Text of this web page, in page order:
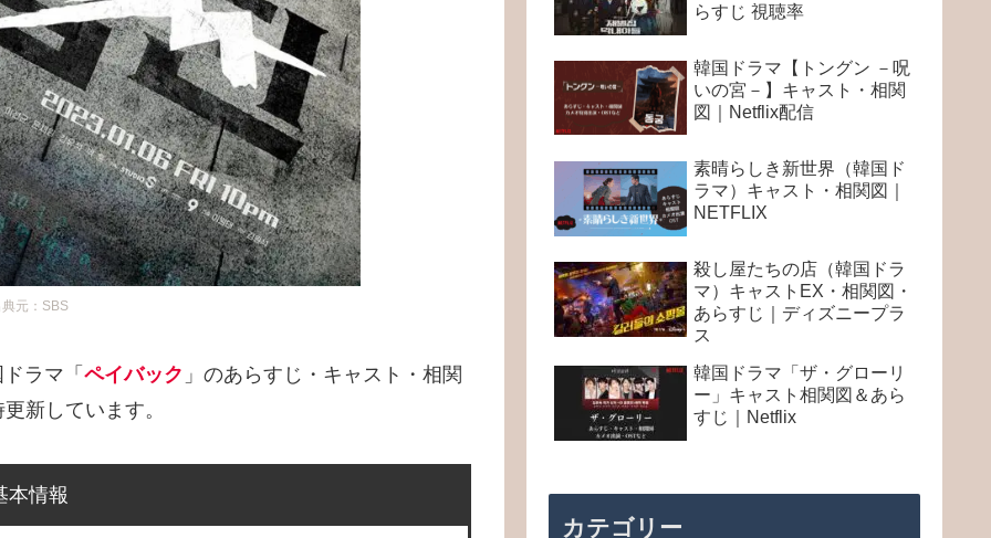
元：SBS
ラマ「 ペイバック 」のあらすじ・キャスト・相関
新しています。
本情報
らすじ 視聴率
韓国ドラマ【トングン －呪
いの宮－】キャスト・相関
図｜Netflix配信
素晴らしき新世界（韓国ド
ラマ）キャスト・相関図｜
NETFLIX
殺し屋たちの店（韓国ドラ
マ）キャストEX・相関図・
あらすじ｜ディズニープラ
ス
韓国ドラマ「ザ・グローリ
ー」キャスト相関図＆あら
すじ｜Netflix
カテゴリー